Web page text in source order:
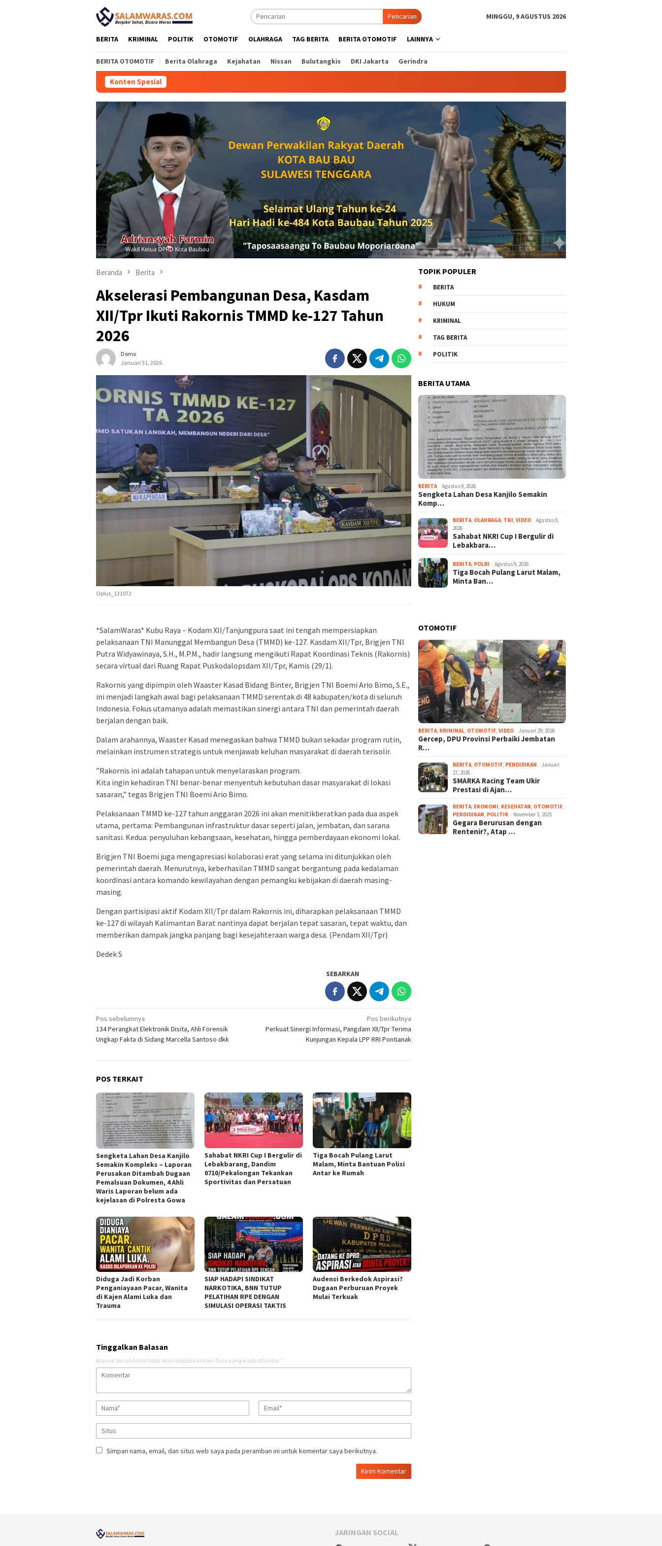
Pencarian MINGGU, 9 AGUSTUS 2026
BERITA KRIMINAL POLITIK OTOMOTIF OLAHRAGA TAG BERITA BERITA OTOMOTIF LAINNYA
BERITA OTOMOTIF Berita Olahraga Kejahatan Nissan Bulutangkis DKI Jakarta Gerindra
Konten Spesial
Beranda Berita
Akselerasi Pembangunan Desa, Kasdam
XII/Tpr Ikuti Rakornis TMMD ke-127 Tahun
2026
Domo
Januari 31, 2026
Oplus_131072
*SalamWaras* ​Kubu Raya – Kodam XII/Tanjungpura saat ini tengah mempersiapkan
pelaksanaan TNI Manunggal Membangun Desa (TMMD) ke-127. Kasdam XII/Tpr, Brigjen TNI
Putra Widyawinaya, S.H., M.P.M., hadir langsung mengikuti Rapat Koordinasi Teknis (Rakornis)
secara virtual dari Ruang Rapat Puskodalopsdam XII/Tpr, Kamis (29/1).
​Rakornis yang dipimpin oleh Waaster Kasad Bidang Binter, Brigjen TNI Boemi Ario Bimo, S.E.,
ini menjadi langkah awal bagi pelaksanaan TMMD serentak di 48 kabupaten/kota di seluruh
Indonesia. Fokus utamanya adalah memastikan sinergi antara TNI dan pemerintah daerah
berjalan dengan baik.
​​Dalam arahannya, Waaster Kasad menegaskan bahwa TMMD bukan sekadar program rutin,
melainkan instrumen strategis untuk menjawab keluhan masyarakat di daerah terisolir.
​”Rakornis ini adalah tahapan untuk menyelaraskan program.
Kita ingin kehadiran TNI benar-benar menyentuh kebutuhan dasar masyarakat di lokasi
sasaran,” tegas Brigjen TNI Boemi Ario Bimo.
​Pelaksanaan TMMD ke-127 tahun anggaran 2026 ini akan menitikberatkan pada dua aspek
utama, pertama: Pembangunan infrastruktur dasar seperti jalan, jembatan, dan sarana
sanitasi. Kedua: penyuluhan kebangsaan, kesehatan, hingga pemberdayaan ekonomi lokal.
​Brigjen TNI Boemi juga mengapresiasi kolaborasi erat yang selama ini ditunjukkan oleh
pemerintah daerah. Menurutnya, keberhasilan TMMD sangat bergantung pada kedalaman
koordinasi antara komando kewilayahan dengan pemangku kebijakan di daerah masing-
masing.
​Dengan partisipasi aktif Kodam XII/Tpr dalam Rakornis ini, diharapkan pelaksanaan TMMD
ke-127 di wilayah Kalimantan Barat nantinya dapat berjalan tepat sasaran, tepat waktu, dan
memberikan dampak jangka panjang bagi kesejahteraan warga desa. (Pendam XII/Tpr)
Dedek S
SEBARKAN
Navigasi
pos
Pos sebelumnya
134 Perangkat Elektronik Disita, Ahli Forensik
Ungkap Fakta di Sidang Marcella Santoso dkk
Pos berikutnya
Perkuat Sinergi Informasi, Pangdam XII/Tpr Terima
Kunjungan Kepala LPP RRI Pontianak
POS TERKAIT
Sengketa Lahan Desa Kanjilo
Semakin Kompleks – Laporan
Perusakan Ditambah Dugaan
Pemalsuan Dokumen, 4 Ahli
Waris Laporan belum ada
kejelasan di Polresta Gowa
Sahabat NKRI Cup I Bergulir di
Lebakbarang, Dandim
0710/Pekalongan Tekankan
Sportivitas dan Persatuan
Tiga Bocah Pulang Larut
Malam, Minta Bantuan Polisi
Antar ke Rumah
Diduga Jadi Korban
Penganiayaan Pacar, Wanita
di Kajen Alami Luka dan
Trauma
SIAP HADAPI SINDIKAT
NARKOTIKA, BNN TUTUP
PELATIHAN RPE DENGAN
SIMULASI OPERASI TAKTIS
Audensi Berkedok Aspirasi?
Dugaan Perburuan Proyek
Mulai Terkuak
Tinggalkan Balasan
Alamat email Anda tidak akan dipublikasikan. Ruas yang wajib ditandai *
Simpan nama, email, dan situs web saya pada peramban ini untuk komentar saya berikutnya.
TOPIK POPULER
BERITA
HUKUM
KRIMINAL
TAG BERITA
POLITIK
BERITA UTAMA
BERITA Agustus 9, 2026
Sengketa Lahan Desa Kanjilo Semakin
Komp…
BERITA OLAHRAGA TNI ,VIDEO
Agustus 9,
2026
Sahabat NKRI Cup I Bergulir di
Lebakbara…
BERITA POLRI Agustus 9, 2026
Tiga Bocah Pulang Larut Malam,
Minta Ban…
OTOMOTIF
BERITA KRIMINAL OTOMOTIF ,VIDEO Januari 29, 2026
Gercep, DPU Provinsi Perbaiki Jembatan
R…
BERITA OTOMOTIF PENDIDIKAN
Januari
27, 2026
SMARKA Racing Team Ukir
Prestasi di Ajan…
BERITA EKONOMI KESEHATAN OTOMOTIF
PENDIDIKAN POLITIK November 5, 2025
Gegara Berurusan dengan
Rentenir?, Atap …
JARINGAN SOCIAL